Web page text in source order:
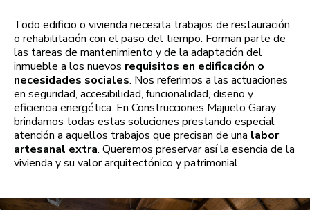
Todo edificio o vivienda necesita trabajos de restauración
o rehabilitación con el paso del tiempo. Forman parte de
las tareas de mantenimiento y de la adaptación del
inmueble a los nuevos requisitos en edificación o
necesidades sociales. Nos referimos a las actuaciones
en seguridad, accesibilidad, funcionalidad, diseño y
eficiencia energética. En Construcciones Majuelo Garay
brindamos todas estas soluciones prestando especial
atención a aquellos trabajos que precisan de una labor
artesanal extra. Queremos preservar así la esencia de la
vivienda y su valor arquitectónico y patrimonial.